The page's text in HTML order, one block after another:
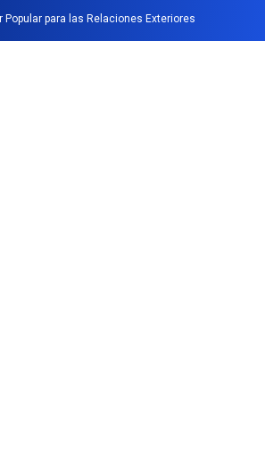
Popular para las Relaciones Exteriores